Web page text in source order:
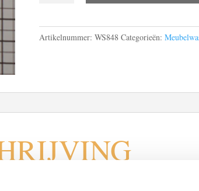
Artikelnummer: WS848 Categorieën:
in het hout repareren. Smeltpunt